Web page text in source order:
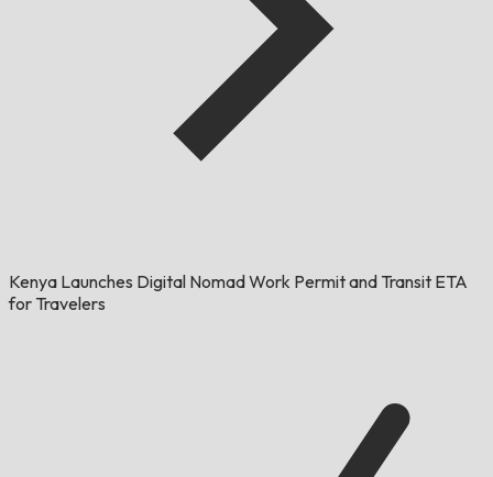
Kenya Launches Digital Nomad Work Permit and Transit ETA
for Travelers